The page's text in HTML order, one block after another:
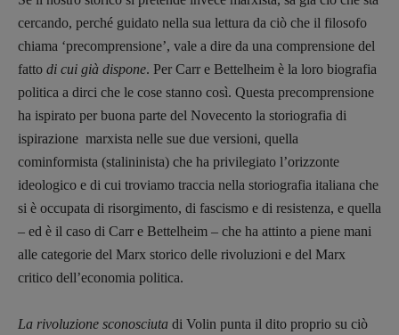
cercando, perché guidato nella sua lettura da ciò che il filosofo
chiama ‘precomprensione’, vale a dire da una comprensione del
fatto di cui già dispone. Per Carr e Bettelheim è la loro biografia
politica a dirci che le cose stanno così. Questa precomprensione
ha ispirato per buona parte del Novecento la storiografia di
ispirazione marxista nelle sue due versioni, quella
cominformista (stalininista) che ha privilegiato l’orizzonte
ideologico e di cui troviamo traccia nella storiografia italiana che
si è occupata di risorgimento, di fascismo e di resistenza, e quella
– ed è il caso di Carr e Bettelheim – che ha attinto a piene mani
alle categorie del Marx storico delle rivoluzioni e del Marx
critico dell’economia politica.
La rivoluzione sconosciuta di Volin punta il dito proprio su ciò